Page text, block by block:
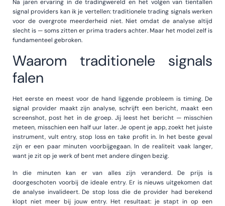
Na jaren ervaring in de tradingwereld en het volgen van tientallen
signal providers kan ik je vertellen: traditionele trading signals werken
voor de overgrote meerderheid niet. Niet omdat de analyse altijd
slecht is — soms zitten er prima traders achter. Maar het model zelf is
fundamenteel gebroken.
Waarom traditionele signals
falen
Het eerste en meest voor de hand liggende probleem is timing. De
signal provider maakt zijn analyse, schrijft een bericht, maakt een
screenshot, post het in de groep. Jij leest het bericht — misschien
meteen, misschien een half uur later. Je opent je app, zoekt het juiste
instrument, vult entry, stop loss en take profit in. In het beste geval
zijn er een paar minuten voorbijgegaan. In de realiteit vaak langer,
want je zit op je werk of bent met andere dingen bezig.
In die minuten kan er van alles zijn veranderd. De prijs is
doorgeschoten voorbij de ideale entry. Er is nieuws uitgekomen dat
de analyse invalideert. De stop loss die de provider had berekend
klopt niet meer bij jouw entry. Het resultaat: je stapt in op een